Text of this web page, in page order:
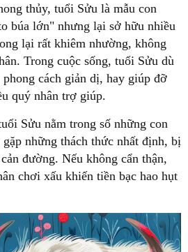
thủy, tuổi Sửu là mẫu con
búa lớn" nhưng lại sở hữu nhiều
lại rất khiêm nhường, không
Trong cuộc sống, tuổi Sửu dù
cách giản dị, hay giúp đỡ
quý nhân trợ giúp.
Sửu nằm trong số những con
những thách thức nhất định, bị
đường. Nếu không cẩn thận,
chơi xấu khiến tiền bạc hao hụt